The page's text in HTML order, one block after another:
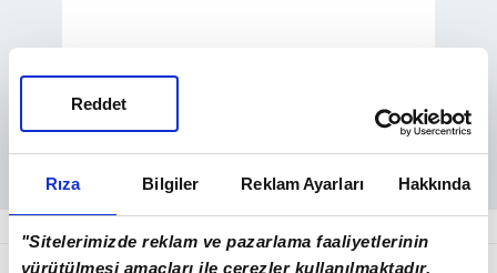
Rıza Bilgiler Reklam Ayarları Hakkında
"Sitelerimizde reklam ve pazarlama faaliyetlerinin
yürütülmesi amaçları ile çerezler kullanılmaktadır.
Reddet
Bakanlığın sosyal medya hesabından